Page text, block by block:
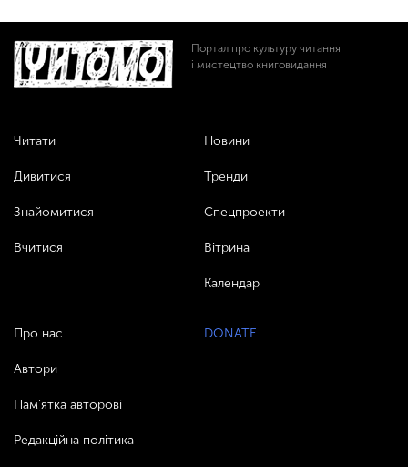
Портал про культуру читання
і мистецтво книговидання
Читати
Дивитися
Знайомитися
Вчитися
Новини
Тренди
Спецпроекти
Вітрина
Календар
Про нас
Автори
Пам’ятка авторові
Редакційна політика
DONATE